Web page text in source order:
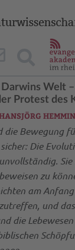
Welt
Protest des
die Bewegung
Die
Sie
zu
am
und
die